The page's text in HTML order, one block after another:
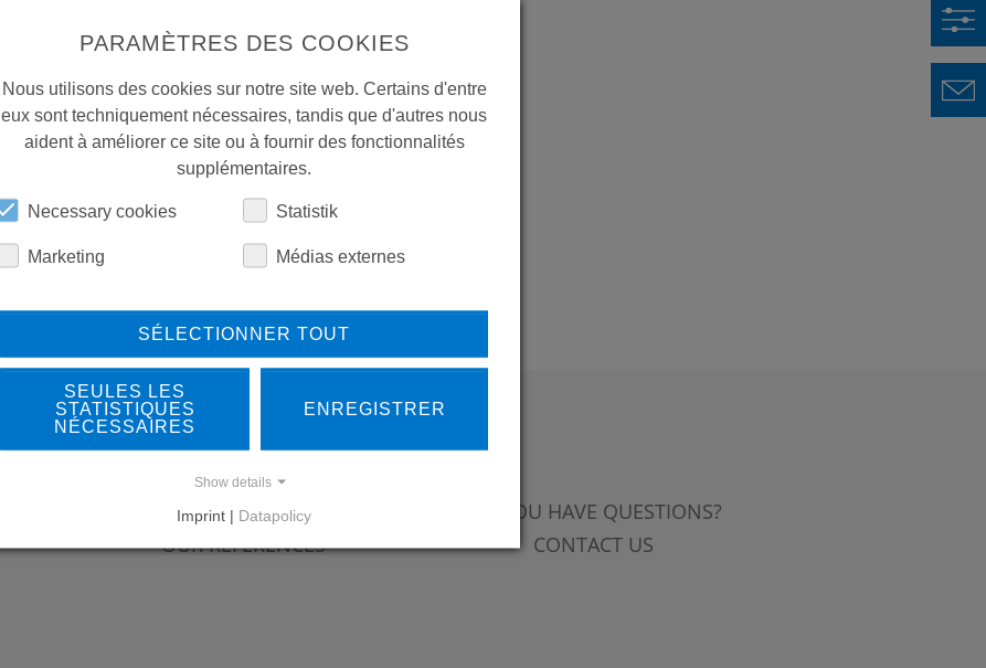
LEARN MORE ABOUT
OUR REFERENCES
DO YOU HAVE QUESTIONS?
CONTACT US
PARAMÈTRES DES COOKIES
Nous utilisons des cookies sur notre site web. Certains d'entre
eux sont techniquement nécessaires, tandis que d'autres nous
aident à améliorer ce site ou à fournir des fonctionnalités
supplémentaires.
Necessary cookies Statistik
Marketing Médias externes
SÉLECTIONNER TOUT
SEULES LES
STATISTIQUES
NÉCESSAIRES
ENREGISTRER
Show details
Imprint | Datapolicy